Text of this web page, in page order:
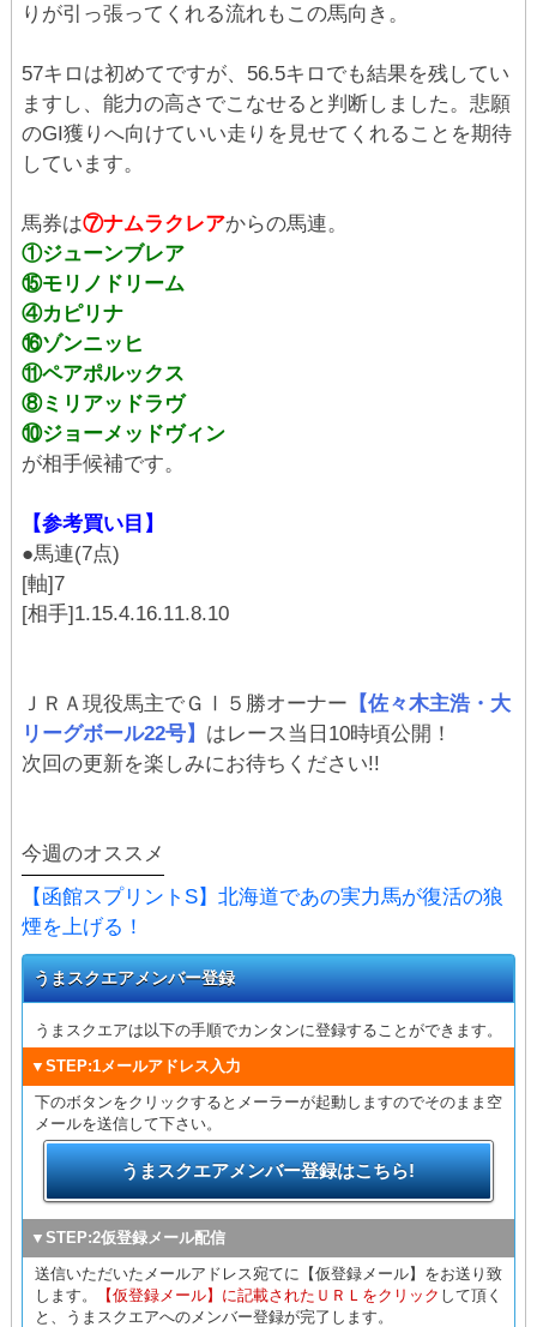
りが引っ張ってくれる流れもこの馬向き。
57キロは初めてですが、56.5キロでも結果を残してい
ますし、能力の高さでこなせると判断しました。悲願
のGI獲りへ向けていい走りを見せてくれることを期待
しています。
馬券は⑦ナムラクレアからの馬連。
①ジューンブレア
⑮モリノドリーム
④カピリナ
⑯ゾンニッヒ
⑪ペアポルックス
⑧ミリアッドラヴ
⑩ジョーメッドヴィン
が相手候補です。
【参考買い目】
●馬連(7点)
[軸]7
[相手]1.15.4.16.11.8.10
ＪＲＡ現役馬主でＧⅠ５勝オーナー 【佐々木主浩・大
リーグボール22号】 はレース当日10時頃公開！
次回の更新を楽しみにお待ちください!!
今週のオススメ
【函館スプリントS】北海道であの実力馬が復活の狼
煙を上げる！
うまスクエアメンバー登録
うまスクエアは以下の手順でカンタンに登録することができます。
▼STEP:1メールアドレス入力
下のボタンをクリックするとメーラーが起動しますのでそのまま空
メールを送信して下さい。
うまスクエアメンバー登録はこちら!
▼STEP:2仮登録メール配信
送信いただいたメールアドレス宛てに【仮登録メール】をお送り致
します。
【仮登録メール】に記載されたＵＲＬをクリック して頂く
と、うまスクエアへのメンバー登録が完了します。